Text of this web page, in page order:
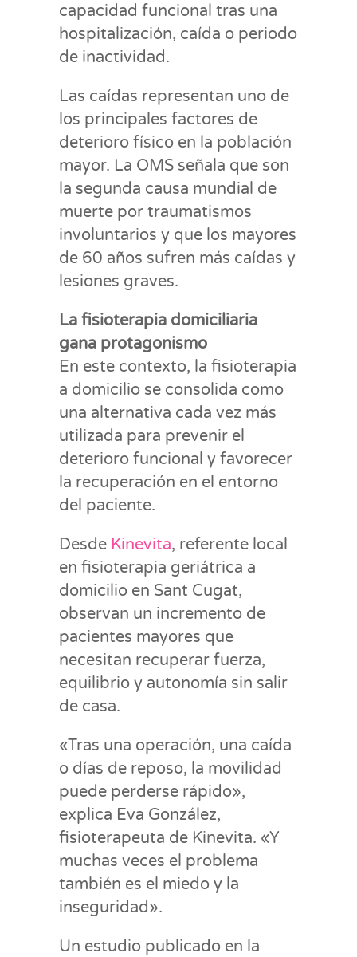
capacidad funcional tras una
hospitalización, caída o periodo
de inactividad.
Las caídas representan uno de
los principales factores de
deterioro físico en la población
mayor. La OMS señala que son
la segunda causa mundial de
muerte por traumatismos
involuntarios y que los mayores
de 60 años sufren más caídas y
lesiones graves.
La fisioterapia domiciliaria
gana protagonismo
En este contexto, la fisioterapia
a domicilio se consolida como
una alternativa cada vez más
utilizada para prevenir el
deterioro funcional y favorecer
la recuperación en el entorno
del paciente.
Desde Kinevita, referente local
en fisioterapia geriátrica a
domicilio en Sant Cugat,
observan un incremento de
pacientes mayores que
necesitan recuperar fuerza,
equilibrio y autonomía sin salir
de casa.
«Tras una operación, una caída
o días de reposo, la movilidad
puede perderse rápido»,
explica Eva González,
fisioterapeuta de Kinevita. «Y
muchas veces el problema
también es el miedo y la
inseguridad».
Un estudio publicado en la